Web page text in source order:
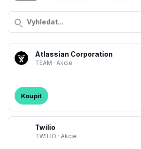
Hledat podle názvu nebo symbolu
Atlassian Corporation
TEAM · Akcie
Koupit
Twilio
TWILIO · Akcie